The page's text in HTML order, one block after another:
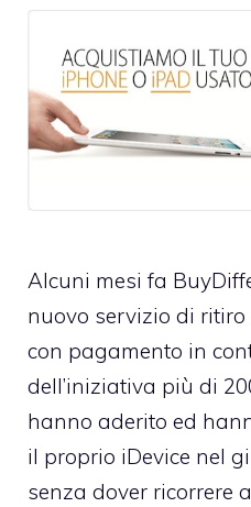
Alcuni mesi fa
nuovo servizio di
con pagamento in
dell’iniziativa più di
hanno aderito ed
il proprio iDevice nel
senza dover ricorrere